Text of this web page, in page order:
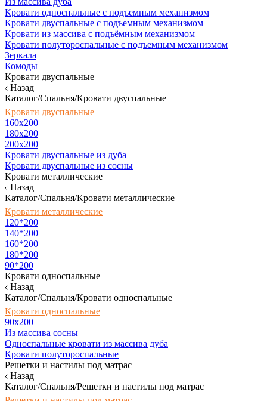
Кровати односпальные с подъемным механизмом
Кровати двуспальные с подъемным механизмом
Кровати из массива с подъёмным механизмом
Кровати полутороспальные с подъемным механизмом
Зеркала
Комоды
Кровати двуспальные
Назад
Каталог/Спальня/Кровати двуспальные
Кровати двуспальные
160х200
180x200
200x200
Кровати двуспальные из дуба
Кровати двуспальные из сосны
Кровати металлические
Назад
Каталог/Спальня/Кровати металлические
Кровати металлические
120*200
140*200
160*200
180*200
90*200
Кровати односпальные
Назад
Каталог/Спальня/Кровати односпальные
Кровати односпальные
90х200
Из массива сосны
Односпальные кровати из массива дуба
Кровати полутороспальные
Решетки и настилы под матрас
Назад
Каталог/Спальня/Решетки и настилы под матрас